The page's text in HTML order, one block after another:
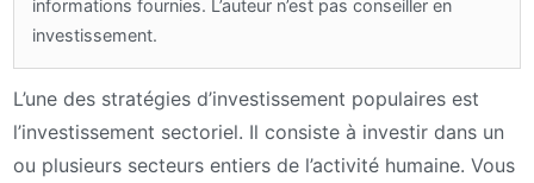
informations fournies. L’auteur n’est pas conseiller en
investissement.
L’une des stratégies d’investissement populaires est
l’investissement sectoriel. Il consiste à investir dans un
ou plusieurs secteurs entiers de l’activité humaine. Vous